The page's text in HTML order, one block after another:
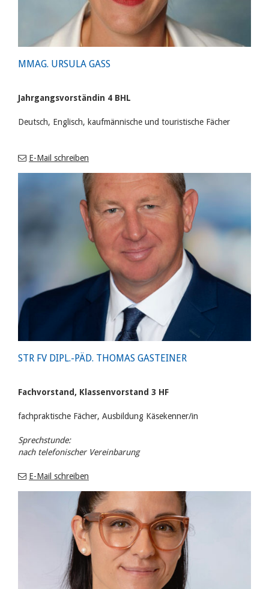
MMAG. URSULA GASS
Jahrgangsvorständin 4 BHL
Deutsch, Englisch, kaufmännische und touristische Fächer
E-Mail schreiben
STR FV DIPL.-PÄD. THOMAS GASTEINER
Fachvorstand, Klassenvorstand 3 HF
fachpraktische Fächer, Ausbildung Käsekenner/in
Sprechstunde:
nach telefonischer Vereinbarung
E-Mail schreiben